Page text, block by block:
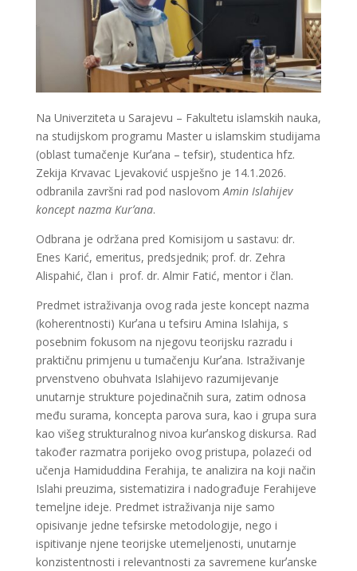
Na Univerziteta u Sarajevu – Fakultetu islamskih nauka,
na studijskom programu Master u islamskim studijama
(oblast tumačenje Kurʼana – tefsir), studentica hfz.
Zekija Krvavac Ljevaković uspješno je 14.1.2026.
odbranila završni rad pod naslovomAmin Islahijev
koncept nazma Kurʼana.
Odbrana je održana pred Komisijom u sastavu: dr.
Enes Karić, emeritus, predsjednik; prof. dr. Zehra
Alispahić, član i prof. dr. Almir Fatić, mentor i član.
Predmet istraživanja ovog rada jeste koncept nazma
(koherentnosti) Kurʼana u tefsiru Amina Islahija, s
posebnim fokusom na njegovu teorijsku razradu i
praktičnu primjenu u tumačenju Kurʼana. Istraživanje
prvenstveno obuhvata Islahijevo razumijevanje
unutarnje strukture pojedinačnih sura, zatim odnosa
među surama, koncepta parova sura, kao i grupa sura
kao višeg strukturalnog nivoa kurʼanskog diskursa. Rad
također razmatra porijeko ovog pristupa, polazeći od
učenja Hamiduddina Ferahija, te analizira na koji način
Islahi preuzima, sistematizira i nadograđuje Ferahijeve
temeljne ideje. Predmet istraživanja nije samo
opisivanje jedne tefsirske metodologije, nego i
ispitivanje njene teorijske utemeljenosti, unutarnje
konzistentnosti i relevantnosti za savremene kurʼanske